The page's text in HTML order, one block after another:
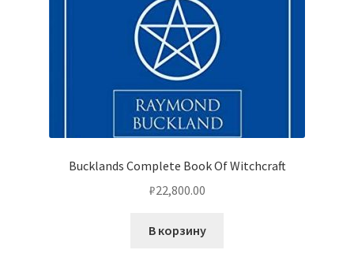
Bucklands Complete Book Of Witchcraft
₽22,800.00
В корзину